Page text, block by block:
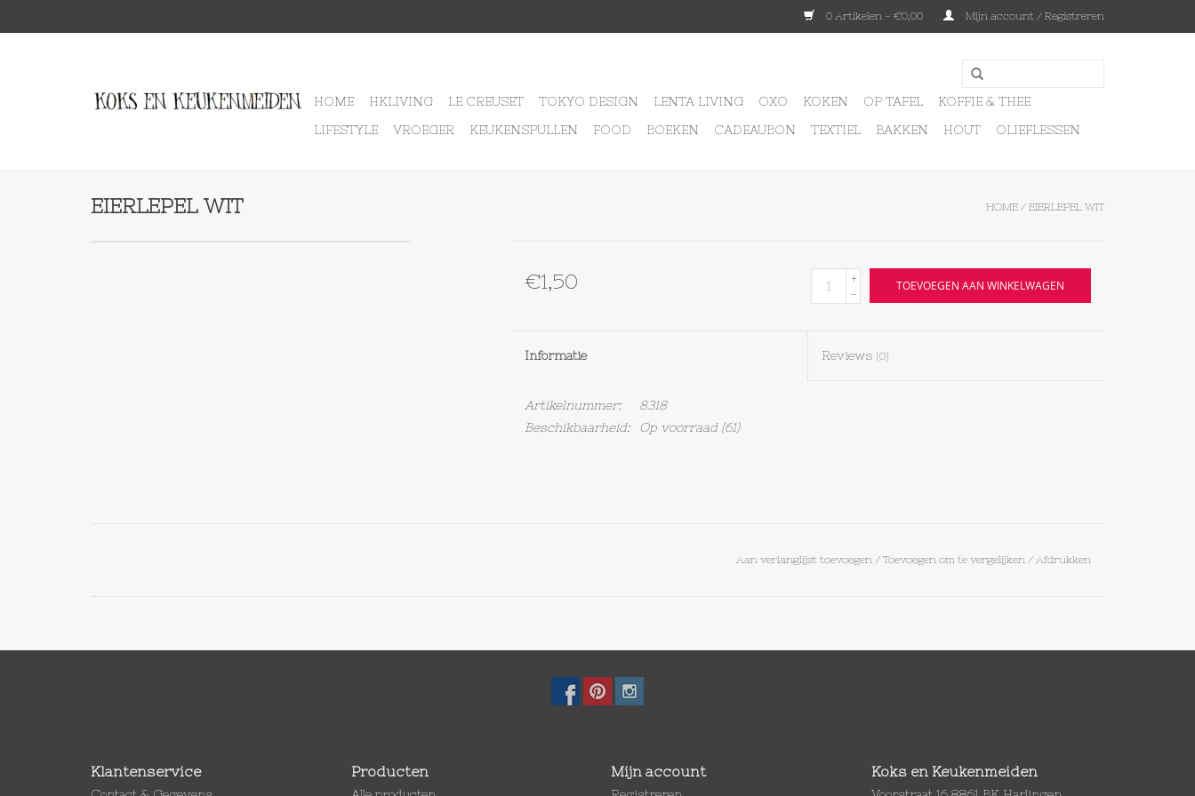
0 Artikelen - €0,00 Mijn account / Registreren
HOME HKLIVING LE CREUSET TOKYO DESIGN LENTA LIVING OXO KOKEN OP TAFEL
KOFFIE & THEE
LIFESTYLE
VROEGER KEUKENSPULLEN FOOD BOEKEN CADEAUBON TEXTIEL BAKKEN HOUT OLIEFLESSEN
EIERLEPEL WIT HOME / EIERLEPEL WIT
€1,50
+
-
TOEVOEGEN AAN WINKELWAGEN
Informatie Reviews (0)
Artikelnummer:
8318
Beschikbaarheid:
Op voorraad(61)
Aan verlanglijst toevoegen/ Toevoegen om te vergelijken / Afdrukken
Klantenservice Producten Mijn account Koks en Keukenmeiden